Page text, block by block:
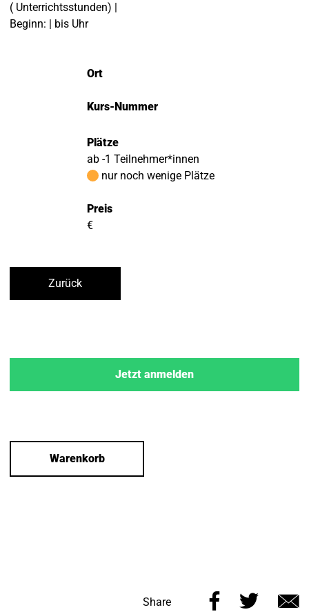
( Unterrichtsstunden) |
Beginn: | bis Uhr
Ort
Kurs-Nummer
Plätze
ab -1 Teilnehmer*innen
nur noch wenige Plätze
Preis
€
Zurück
Jetzt anmelden
Warenkorb
Share
Share Share